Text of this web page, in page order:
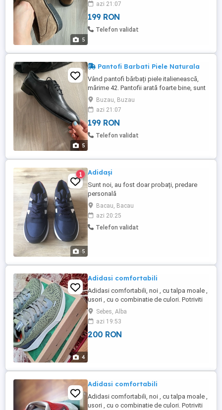
5
azi 21:07
199 RON
Telefon validat
5
Pantofi Barbati Piele Naturala
Vând pantofi bărbați piele italienească,
mărime 42. Pantofii arată foarte bine, sunt
comozi și extrem de finuti.
Buzau, Buzau
azi 21:07
199 RON
Telefon validat
5
1 Adidași
Sunt noi, au fost doar probați, predare
personală
Bacau, Bacau
azi 20:25
Telefon validat
4
Adidasi comfortabili
Adidasi comfortabili, noi , cu talpa moale ,
usori , cu o combinatie de culori. Potriviti
pentru orice activitate sportiva sau casual.
O alegere excelenta pentru confortul
picioarelor tale! Marca Cropp!
Sebes, Alba
azi 19:53
200 RON
Adidasi comfortabili
Adidasi comfortabili, noi , cu talpa moale ,
usori , cu o combinatie de culori. Potriviti